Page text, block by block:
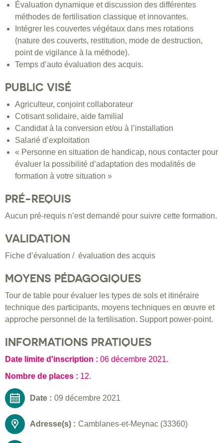
Évaluation dynamique et discussion des différentes
méthodes de fertilisation classique et innovantes.
Intégrer les couvertes végétaux dans mes rotations
(nature des couverts, restitution, mode de destruction,
point de vigilance à la méthode).
Temps d’auto évaluation des acquis.
PUBLIC VISÉ
Agriculteur, conjoint collaborateur
Cotisant solidaire, aide familial
Candidat à la conversion et/ou à l’installation
Salarié d’exploitation
« Personne en situation de handicap, nous contacter pour
évaluer la possibilité d’adaptation des modalités de
formation à votre situation »
PRÉ-REQUIS
Aucun pré-requis n’est demandé pour suivre cette formation.
VALIDATION
Fiche d’évaluation / évaluation des acquis
MOYENS PÉDAGOGIQUES
Tour de table pour évaluer les types de sols et itinéraire
technique des participants, moyens techniques en œuvre et
approche personnel de la fertilisation. Support power-point.
INFORMATIONS PRATIQUES
Date limite d'inscription : 06 décembre 2021.
Nombre de places : 12.
Date : 09 décembre 2021
Adresse(s) : Camblanes-et-Meynac (33360)